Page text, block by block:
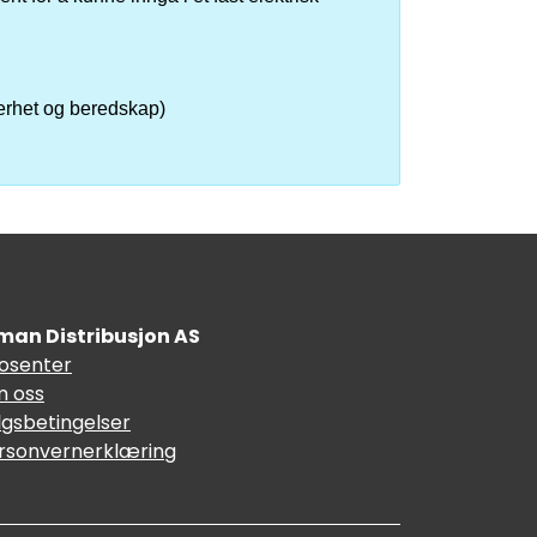
og beredskap)
Distribusjon AS
oss